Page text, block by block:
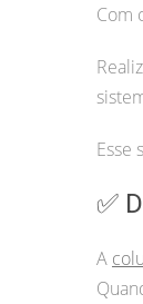
Com
Esse
✅
A